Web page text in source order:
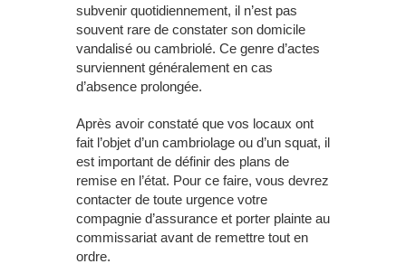
subvenir quotidiennement, il n’est pas
souvent rare de constater son domicile
vandalisé ou cambriolé. Ce genre d’actes
surviennent généralement en cas
d’absence prolongée.
Après avoir constaté que vos locaux ont
fait l’objet d’un cambriolage ou d’un squat, il
est important de définir des plans de
remise en l’état. Pour ce faire, vous devrez
contacter de toute urgence votre
compagnie d’assurance et porter plainte au
commissariat avant de remettre tout en
ordre.